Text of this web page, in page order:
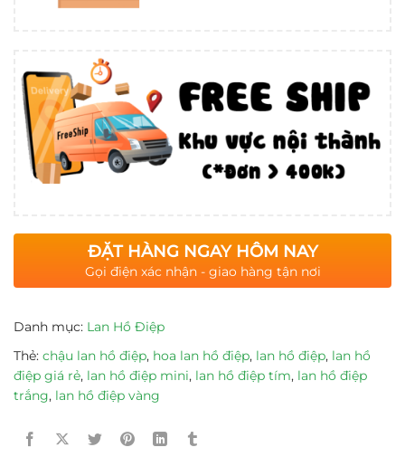
ĐẶT HÀNG NGAY HÔM NAY
Gọi điện xác nhận - giao hàng tận nơi
Danh mục: Lan Hồ Điệp
Thẻ: chậu lan hồ điệp, hoa lan hồ điệp, lan hồ điệp, lan hồ
điệp giá rẻ, lan hồ điệp mini, lan hồ điệp tím, lan hồ điệp
trắng, lan hồ điệp vàng